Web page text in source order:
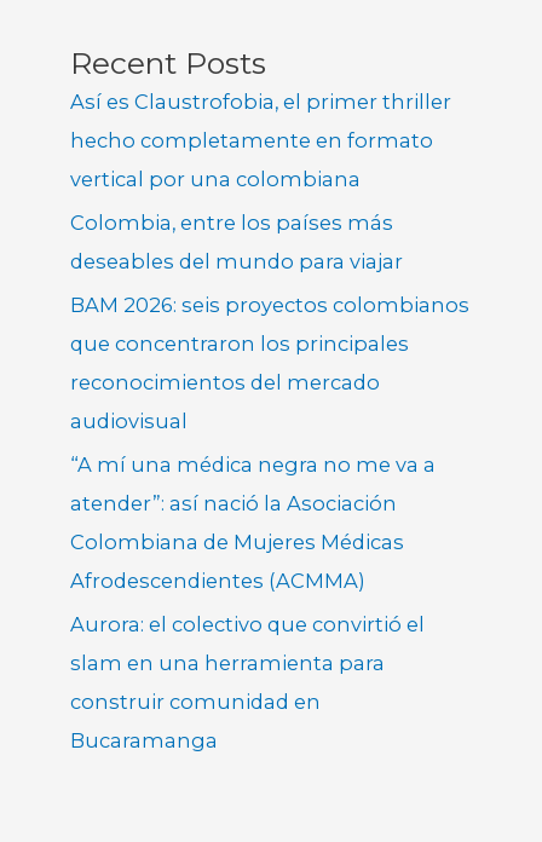
Recent Posts
Así es Claustrofobia, el primer thriller
hecho completamente en formato
vertical por una colombiana
Colombia, entre los países más
deseables del mundo para viajar
BAM 2026: seis proyectos colombianos
que concentraron los principales
reconocimientos del mercado
audiovisual
“A mí una médica negra no me va a
atender”: así nació la Asociación
Colombiana de Mujeres Médicas
Afrodescendientes (ACMMA)
Aurora: el colectivo que convirtió el
slam en una herramienta para
construir comunidad en
Bucaramanga